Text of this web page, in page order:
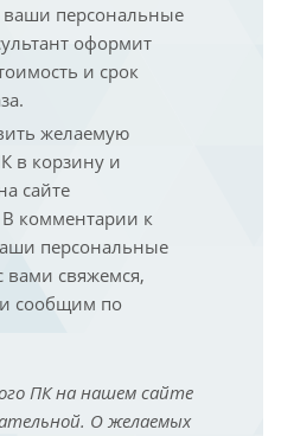
персональные
оформит
и срок
желаемую
в корзину и
сайте
В комментарии к
персональные
свяжемся,
сообщим по
ПК на нашем сайте
О желаемых